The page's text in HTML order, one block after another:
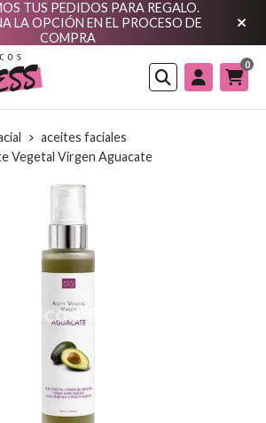
TUS PEDIDOS PARA REGALO.
LA OPCIÓN EN EL PROCESO DE
COMPRA
Buscar
0
aceites faciales
Vegetal Virgen Aguacate